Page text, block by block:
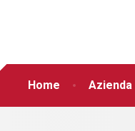
Home Azienda